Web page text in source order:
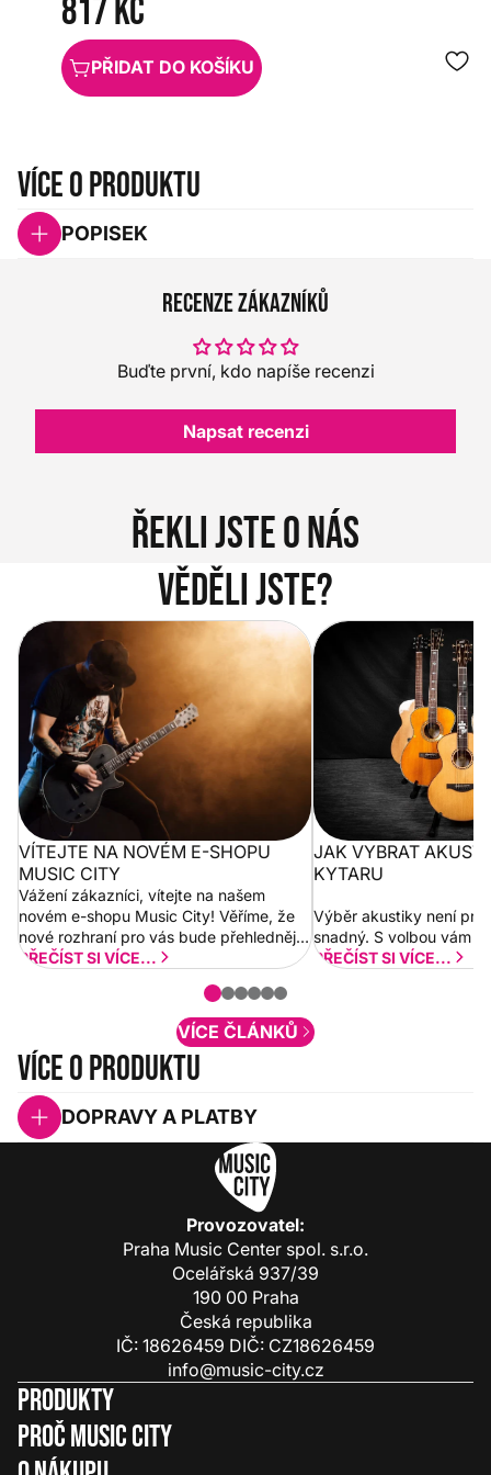
817 Kč
PŘIDAT DO KOŠÍKU
Více o produktu
POPISEK
Recenze zákazníků
Buďte první, kdo napíše recenzi
Napsat recenzi
Řekli jste o nás
Věděli jste?
Vítejte na novém e-shopu Music
City
VÍTEJTE NA NOVÉM E-SHOPU
MUSIC CITY
Vážení zákazníci, vítejte na našem
novém e-shopu Music City! Věříme, že
nové rozhraní pro vás bude přehlednější
a rychlejší. Postupně budeme přidávat
PŘEČÍST SI VÍCE...
Jak vybrat
JAK VYBRAT
KYTARU
Výběr akustiky není pro
snadný. S volbou vám
PŘEČÍST SI VÍCE...
VÍCE ČLÁNKŮ
Více o produktu
DOPRAVY A PLATBY
Provozovatel:
Praha Music Center spol. s.r.o.
Ocelářská 937/39
190 00 Praha
Česká republika
IČ: 18626459 DIČ: CZ18626459
info@music-city.cz
Produkty
Proč Music City